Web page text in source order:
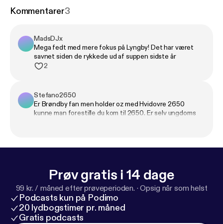
konkurrencedygtig er truppen i klubben, der spiller
Hebo og Fischer kommer også ind på, hvilke
medspillere de vurderer til at kunne være blevet
statsminister og alfons, hvis de ikke var blevet
Kommentarer3
MadsDJx
Mega fedt med mere fokus på Lyngby! Det har været
savnet siden de rykkede ud af suppen sidste år
2
Stefano2650
Er Brøndby fan men holder oz med Hvidovre 2650
kunne man forestille du kom til 2650. Er selv ungdoms
Prøv gratis i 14 dage
99 kr. / måned efter prøveperioden. ·Opsig når som helst
Podcasts kun på Podimo
20 lydbogstimer pr. måned
Gratis podcasts